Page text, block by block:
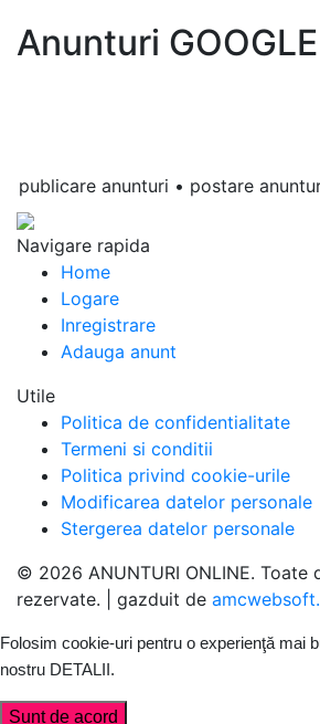
Anunturi GOOGLE
publicare anunturi • postare
Navigare rapida
Home
Logare
Inregistrare
Adauga anunt
Utile
Politica de confidentialitate
Termeni si conditii
Politica privind cookie-urile
Modificarea datelor personale
Stergerea datelor personale
© 2026 ANUNTURI ONLINE. Toate
rezervate. | gazduit de
Folosim cookie-uri pentru o experienţă mai
nostru DETALII .
Sunt de acord